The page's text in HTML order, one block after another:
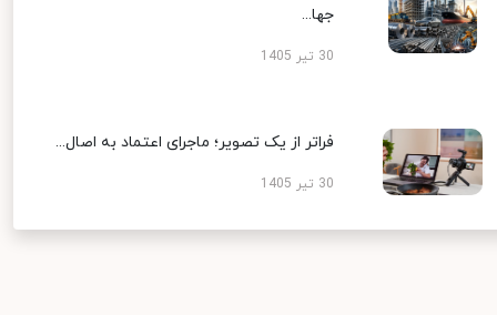
جها...
30 تیر 1405
فراتر از یک تصویر؛ ماجرای اعتماد به اصال...
30 تیر 1405